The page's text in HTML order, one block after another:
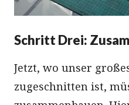
Schritt Drei:
Jetzt, wo unser
zugeschnitten ist,